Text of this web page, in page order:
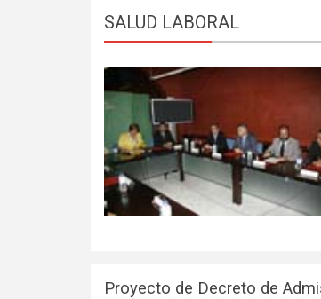
SALUD LABORAL
Proyecto de Decreto de